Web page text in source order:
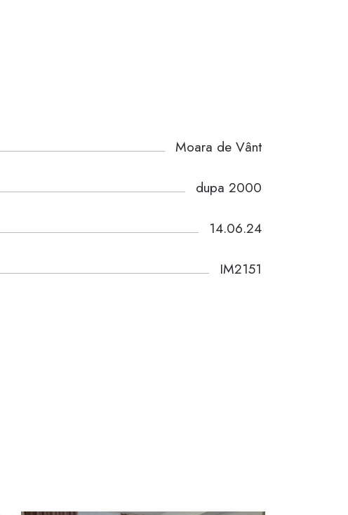
Moara de Vânt
dupa 2000
14.06.24
IM2151